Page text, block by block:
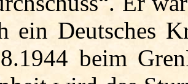
ein Deutsches
beim